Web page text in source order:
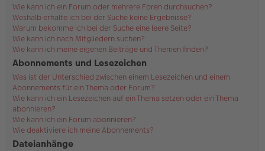
Wie kann ich ein Forum oder mehrere Foren durchsuchen?
Weshalb erhalte ich bei der Suche keine Ergebnisse?
Warum bekomme ich bei der Suche eine leere Seite?
Wie kann ich nach Mitgliedern suchen?
Wie kann ich meine eigenen Beiträge und Themen finden?
Abonnements und Lesezeichen
Was ist der Unterschied zwischen einem Lesezeichen und einem
Abonnements für ein Thema oder Forum?
Wie kann ich ein Lesezeichen auf ein Thema setzen oder ein Thema
abonnieren?
Wie kann ich ein Forum abonnieren?
Wie deaktiviere ich meine Abonnements?
Dateianhänge